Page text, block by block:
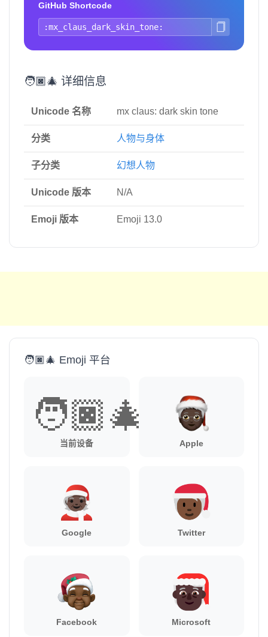
GitHub Shortcode
🧑🏿‍🎄 详细信息
Unicode 名称 mx claus: dark skin tone
分类 人物与身体
子分类 幻想人物
Unicode 版本 N/A
Emoji 版本 Emoji 13.0
🧑🏿‍🎄 Emoji 平台
🧑🏿‍🎄
当前设备 Apple
Google Twitter
Facebook Microsoft